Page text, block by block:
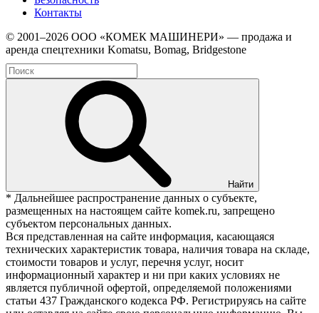
Контакты
© 2001–2026 ООО «КОМЕК МАШИНЕРИ» — продажа и
аренда спецтехники Komatsu, Bomag, Bridgestone
Найти
* Дальнейшее распространение данных о субъекте,
размещенных на настоящем сайте komek.ru, запрещено
субъектом персональных данных.
Вся представленная на сайте информация, касающаяся
технических характеристик товара, наличия товара на складе,
стоимости товаров и услуг, перечня услуг, носит
информационный характер и ни при каких условиях не
является публичной офертой, определяемой положениями
статьи 437 Гражданского кодекса РФ. Регистрируясь на сайте